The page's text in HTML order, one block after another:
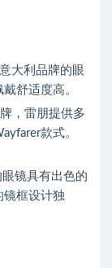
大利品牌的眼
舒适度高。
，雷朋提供多
款式。
镜具有出色的
镜框设计独